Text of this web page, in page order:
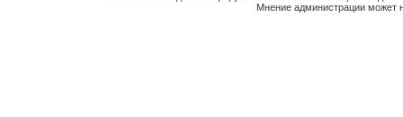
Мнение администрации может